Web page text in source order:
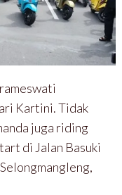
Kartini. Tidak
juga riding
di Jalan Basuki